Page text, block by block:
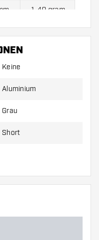
1, 40 gram
1,60 gram
(1 Set = 3 Stück).
Keine
Aluminium
Grau
Short